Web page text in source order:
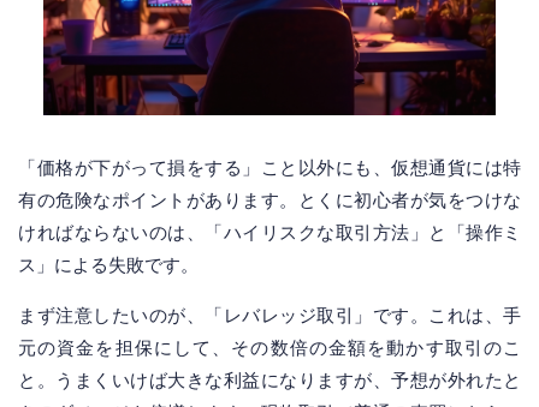
「価格が下がって損をする」こと以外にも、仮想通貨には特
有の危険なポイントがあります。とくに初心者が気をつけな
ければならないのは、「ハイリスクな取引方法」と「操作ミ
ス」による失敗です。
まず注意したいのが、「レバレッジ取引」です。これは、手
元の資金を担保にして、その数倍の金額を動かす取引のこ
と。うまくいけば大きな利益になりますが、予想が外れたと